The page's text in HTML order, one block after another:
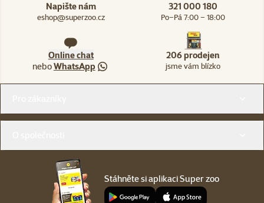
Napište nám
eshop@superzoo.cz
321 000 180
Po–Pá 7:00 – 18:00
Online chat
neboWhatsApp
206 prodejen
jsme vám blízko
Stáhněte si aplikaci Super zoo